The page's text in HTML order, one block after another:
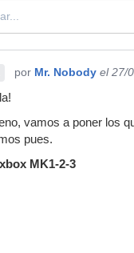
por Mr. Nobody el 27/
vamos a poner los
pues.
MK1-2-3